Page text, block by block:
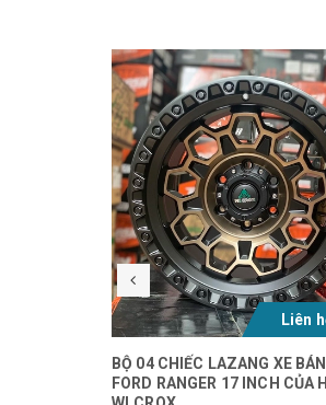
Liên
BỘ 04 CHIẾC LAZANG XE
FORD RANGER 17 INCH CỦA